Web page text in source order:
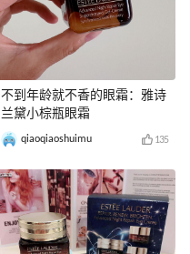
不到年龄就不香的眼霜：雅诗
兰黛小棕瓶眼霜
qiaoqiaoshuimu 135